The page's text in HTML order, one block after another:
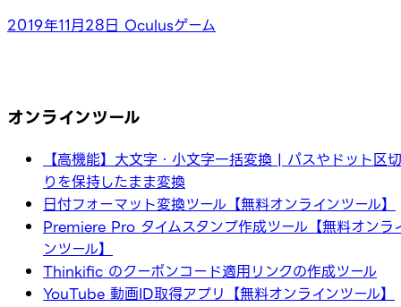
2019年11月28日 Oculusゲーム
オンラインツール
【高機能】大文字・小文字一括変換 | パスやドット区切
りを保持したまま変換
日付フォーマット変換ツール【無料オンラインツール】
Premiere Pro タイムスタンプ作成ツール【無料オンラ
ンツール】
Thinkific のクーポンコード適用リンクの作成ツール
YouTube 動画ID取得アプリ【無料オンラインツール】